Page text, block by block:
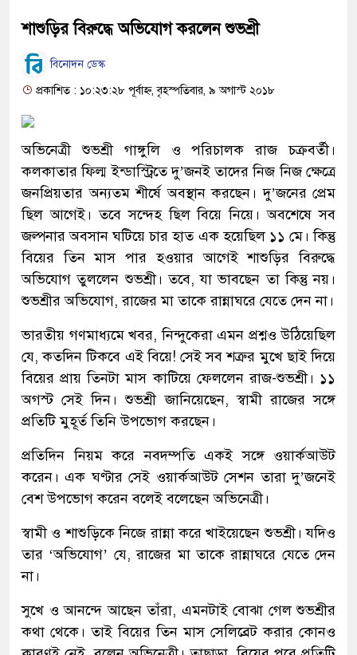
শাশুড়ির বিরুদ্ধে অভিযোগ করলেন শুভশ্রী
বিনোদন ডেস্ক
প্রকাশিত : ১০:২৩:২৮ পূর্বাহ্ন, বৃহস্পতিবার, ৯ অগাস্ট ২০১৮
অভিনেত্রী শুভশ্রী গাঙ্গুলি ও পরিচালক রাজ চক্রবর্তী।
কলকাতার ফিল্ম ইন্ডাস্ট্রিতে দু’জনই তাদের নিজ নিজ ক্ষেত্রে
জনপ্রিয়তার অন্যতম শীর্ষে অবস্থান করছেন। দু’জনের প্রেম
ছিল আগেই। তবে সন্দেহ ছিল বিয়ে নিয়ে। অবশেষে সব
জল্পনার অবসান ঘটিয়ে চার হাত এক হয়েছিল ১১ মে। কিন্তু
বিয়ের তিন মাস পার হওয়ার আগেই শাশুড়ির বিরুদ্ধে
অভিযোগ তুললেন শুভশ্রী। তবে, যা ভাবছেন তা কিন্তু নয়।
শুভশ্রীর অভিযোগ, রাজের মা তাকে রান্নাঘরে যেতে দেন না।
ভারতীয় গণমাধ্যমে খবর, নিন্দুকেরা এমন প্রশ্নও উঠিয়েছিল
যে, কতদিন টিকবে এই বিয়ে! সেই সব শত্রুর মুখে ছাই দিয়ে
বিয়ের প্রায় তিনটা মাস কাটিয়ে ফেললেন রাজ-শুভশ্রী। ১১
অগস্ট সেই দিন। শুভশ্রী জানিয়েছেন, স্বামী রাজের সঙ্গে
প্রতিটি মুহূর্ত তিনি উপভোগ করছেন।
প্রতিদিন নিয়ম করে নবদম্পতি একই সঙ্গে ওয়ার্কআউট
করেন। এক ঘণ্টার সেই ওয়ার্কআউট সেশন তারা দু’জনেই
বেশ উপভোগ করেন বলেই বলেছেন অভিনেত্রী।
স্বামী ও শাশুড়িকে নিজে রান্না করে খাইয়েছেন শুভশ্রী। যদিও
তার ‘অভিযোগ’ যে, রাজের মা তাকে রান্নাঘরে যেতে দেন
না।
সুখে ও আনন্দে আছেন তাঁরা, এমনটাই বোঝা গেল শুভশ্রীর
কথা থেকে। তাই বিয়ের তিন মাস সেলিব্রেট করার কোনও